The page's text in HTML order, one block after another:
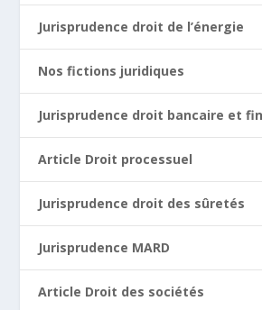
Jurisprudence droit de l’énergie
Nos fictions juridiques
Jurisprudence droit bancaire et
Article Droit processuel
Jurisprudence droit des sûretés
Jurisprudence MARD
Article Droit des sociétés